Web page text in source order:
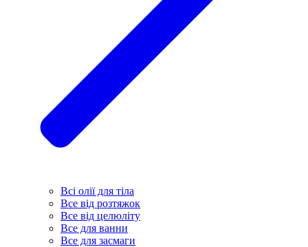
Всі олії для тіла
Все від розтяжок
Все від целюліту
Все для ванни
Все для засмаги